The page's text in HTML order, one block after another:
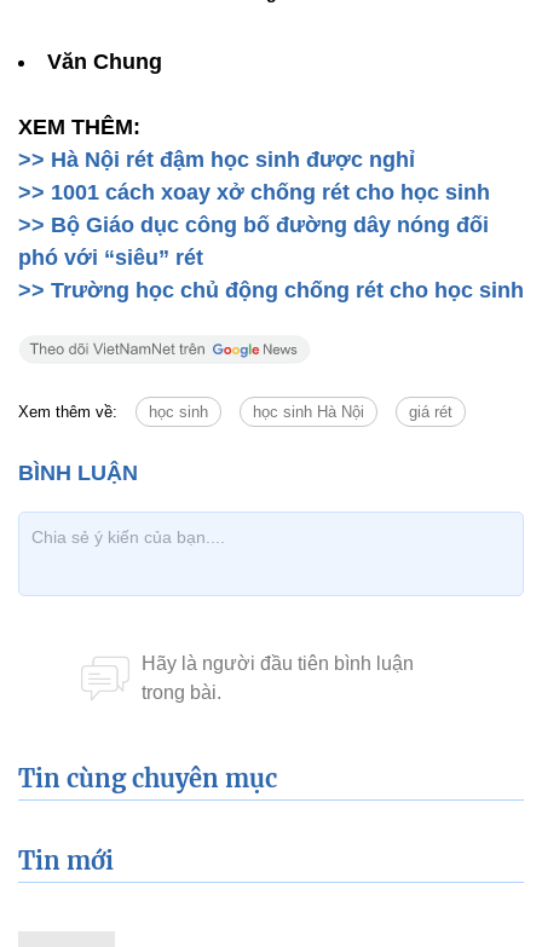
Văn Chung
XEM THÊM:
>> Hà Nội rét đậm học sinh được nghỉ
>> 1001 cách xoay xở chống rét cho học sinh
>> Bộ Giáo dục công bố đường dây nóng đối
phó với “siêu” rét
>> Trường học chủ động chống rét cho học sinh
Xem thêm về: học sinh học sinh Hà Nội giá rét
Tin cùng chuyên mục
Tin mới